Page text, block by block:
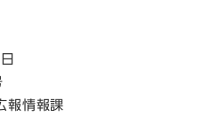
報情報課